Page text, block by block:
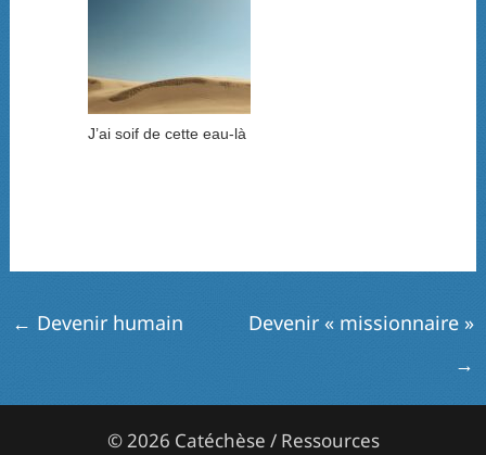
J’ai soif de cette eau-là
← Devenir humain
Devenir « missionnaire »
→
© 2026 Catéchèse / Ressources